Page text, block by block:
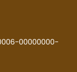
00000000-